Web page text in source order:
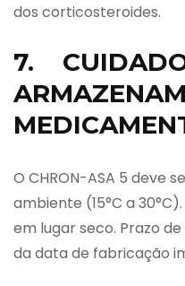
dos corticosteroides.
7.
O CHRON-ASA 5 deve
ambiente (15°C a
em lugar seco. Prazo
da data de fabricação